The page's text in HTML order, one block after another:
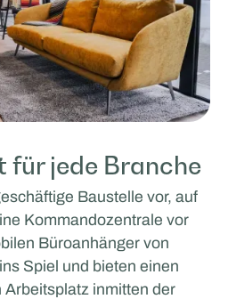
jede Branche
Baustelle vor, auf
Kommandozentrale vor
Büroanhänger von
Spiel und bieten einen
inmitten der